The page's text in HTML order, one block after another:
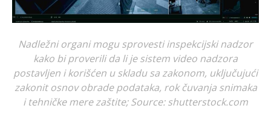
Nadležni organi mogu sprovesti inspekcijski nadzor
kako bi proverili da li je sistem video nadzora
postavljen i korišćen u skladu sa zakonom, uključujući
zakonit osnov obrade podataka, rok čuvanja snimaka
i tehničke mere zaštite; Source: shutterstock.com